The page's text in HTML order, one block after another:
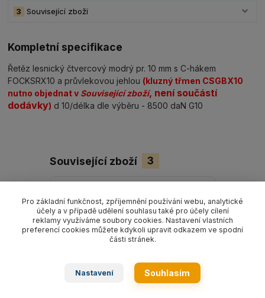
Související zboží
3
Kompletní specifikace
Řetěz lesnický čtvercový modrý pr. 10 mm s C-hákem
FOCKSRX10 a průvlekovou jehlou (kluzný třmen CSGBX10
nutno objednat v Související zboží, není součástí
dodávky) d 10/délka dle výběru - 8500 daN G10
Související zboží 3
Pro základní funkčnost, zpříjemnění používání webu, analytické
účely a v případě udělení souhlasu také pro účely cílení
reklamy využíváme soubory cookies. Nastavení vlastních
preferencí cookies můžete kdykoli upravit odkazem ve spodní
části stránek.
Nastavení Souhlasím